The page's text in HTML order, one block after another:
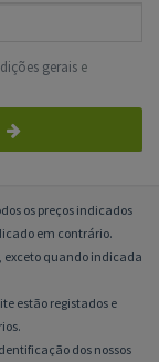
gerais e
os preços indicados
em contrário.
exceto quando indicada
estão registados e
dos nossos